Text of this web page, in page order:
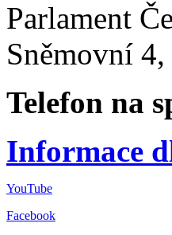
Parlament
Sněmovní
Telefon na
Informace
YouTube
Facebook